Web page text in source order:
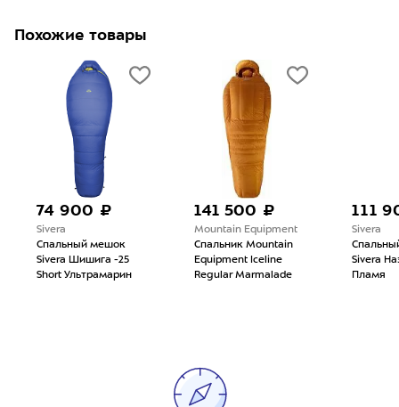
Похожие товары
74 900 ₽
Sivera
Спальный мешок
Sivera Шишига -25
Short Ультрамарин
141 500 ₽
Mountain Equipment
Спальник Mountain
Equipment Iceline
Regular Marmalade
111
Sivera
Sivera
Пламя